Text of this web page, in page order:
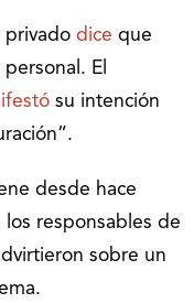
privado dice que
El
su intención
desde hace
los responsables de
sobre un